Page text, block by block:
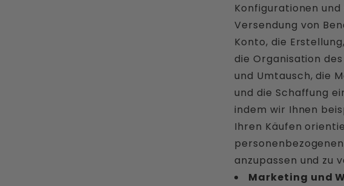
Konfigurationen
Versendung von
Konto, die
die Organisation
und Umtausch, die
und die Schaffung
indem wir Ihnen
Ihren Käufen
anzupassen und zu
Marketing und